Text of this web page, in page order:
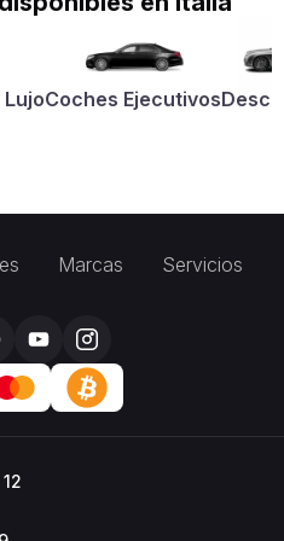
Coches Ejecutivos
Marcas Servicios